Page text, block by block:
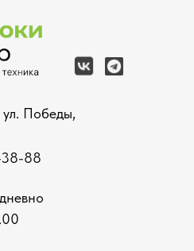
Победы,
88